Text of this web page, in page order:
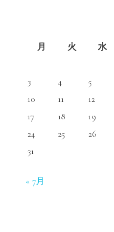
月
火 水
3
4 5
10
11 12
17
18 19
24
25 26
31
« 7月